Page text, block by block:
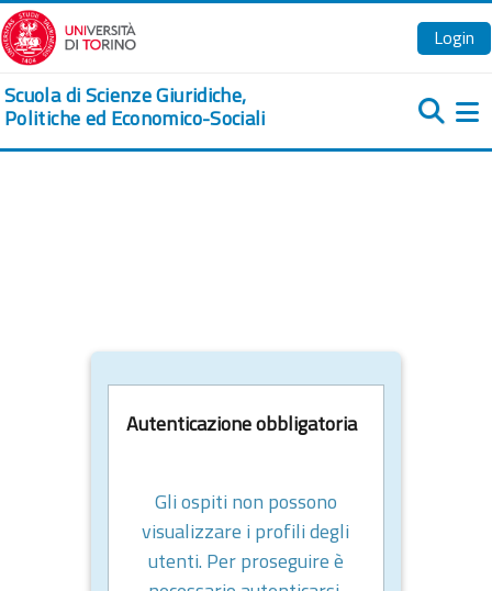
Vai al contenuto principale
Login
Scuola di Scienze Giuridiche,
Politiche ed Economico-Sociali
Autenticazione obbligatoria
Gli ospiti non possono
visualizzare i profili degli
utenti. Per proseguire è